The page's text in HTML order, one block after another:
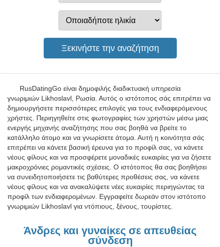
RusDatingGo είναι δημοφιλής διαδικτυακή υπηρεσία
γνωριμιών Likhoslavl, Ρωσία. Αυτός ο ιστότοπος σάς επιτρέπει να
δημιουργήσετε περισσότερες επιλογές για τους ενδιαφερόμενους
χρήστες. Περιηγηθείτε στις φωτογραφίες των χρηστών μέσω μιας
ενεργής μηχανής αναζήτησης που σας βοηθά να βρείτε το
κατάλληλο άτομο και να γνωρίσετε άτομα. Αυτή η κοινότητα σάς
επιτρέπει να κάνετε βασική έρευνα για το προφίλ σας, να κάνετε
νέους φίλους και να προσφέρετε μοναδικές ευκαιρίες για να ζήσετε
μακροχρόνιες ρομαντικές σχέσεις. Ο ιστότοπος θα σας βοηθήσει
να συνειδητοποιήσετε τις βαθύτερες προθέσεις σας, να κάνετε
νέους φίλους και να ανακαλύψετε νέες ευκαιρίες περιηγώντας τα
προφίλ των ενδιαφερομένων. Εγγραφείτε δωρεάν στον ιστότοπο
γνωριμιών Likhoslavl για ντόπιους, ξένους, τουρίστες.
Άνδρες και γυναίκες σε απευθείας
σύνδεση